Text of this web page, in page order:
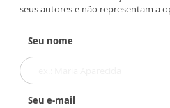
seus autores e não representam a
Seu nome
Seu e-mail